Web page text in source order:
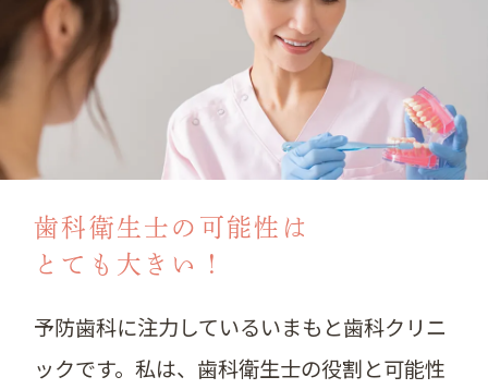
歯科衛生士の可能性は
とても大きい！
予防歯科に注力しているいまもと歯科クリニ
ックです。私は、歯科衛生士の役割と可能性